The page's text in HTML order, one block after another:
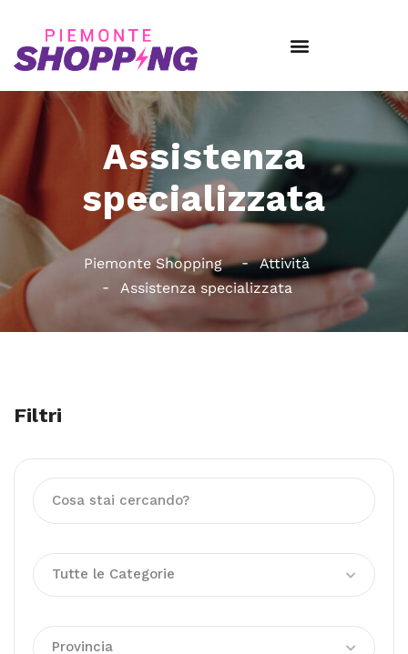
Assistenza
specializzata
Piemonte Shopping
Attività
Assistenza specializzata
Filtri
Tutte le Categorie
Provincia